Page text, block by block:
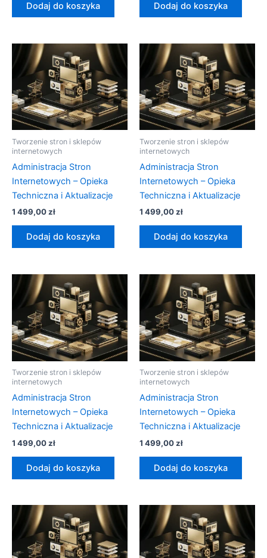
Dodaj do koszyka Dodaj do koszyka
Tworzenie stron i sklepów
internetowych
Administracja Stron
Internetowych – Opieka
Techniczna i Aktualizacje
1 499,00zł
Dodaj do koszyka
Tworzenie stron i sklepów
internetowych
Administracja Stron
Internetowych – Opieka
Techniczna i Aktualizacje
1 499,00zł
Dodaj do koszyka
Tworzenie stron i sklepów
internetowych
Administracja Stron
Internetowych – Opieka
Techniczna i Aktualizacje
1 499,00zł
Dodaj do koszyka
Tworzenie stron i sklepów
internetowych
Administracja Stron
Internetowych – Opieka
Techniczna i Aktualizacje
1 499,00zł
Dodaj do koszyka